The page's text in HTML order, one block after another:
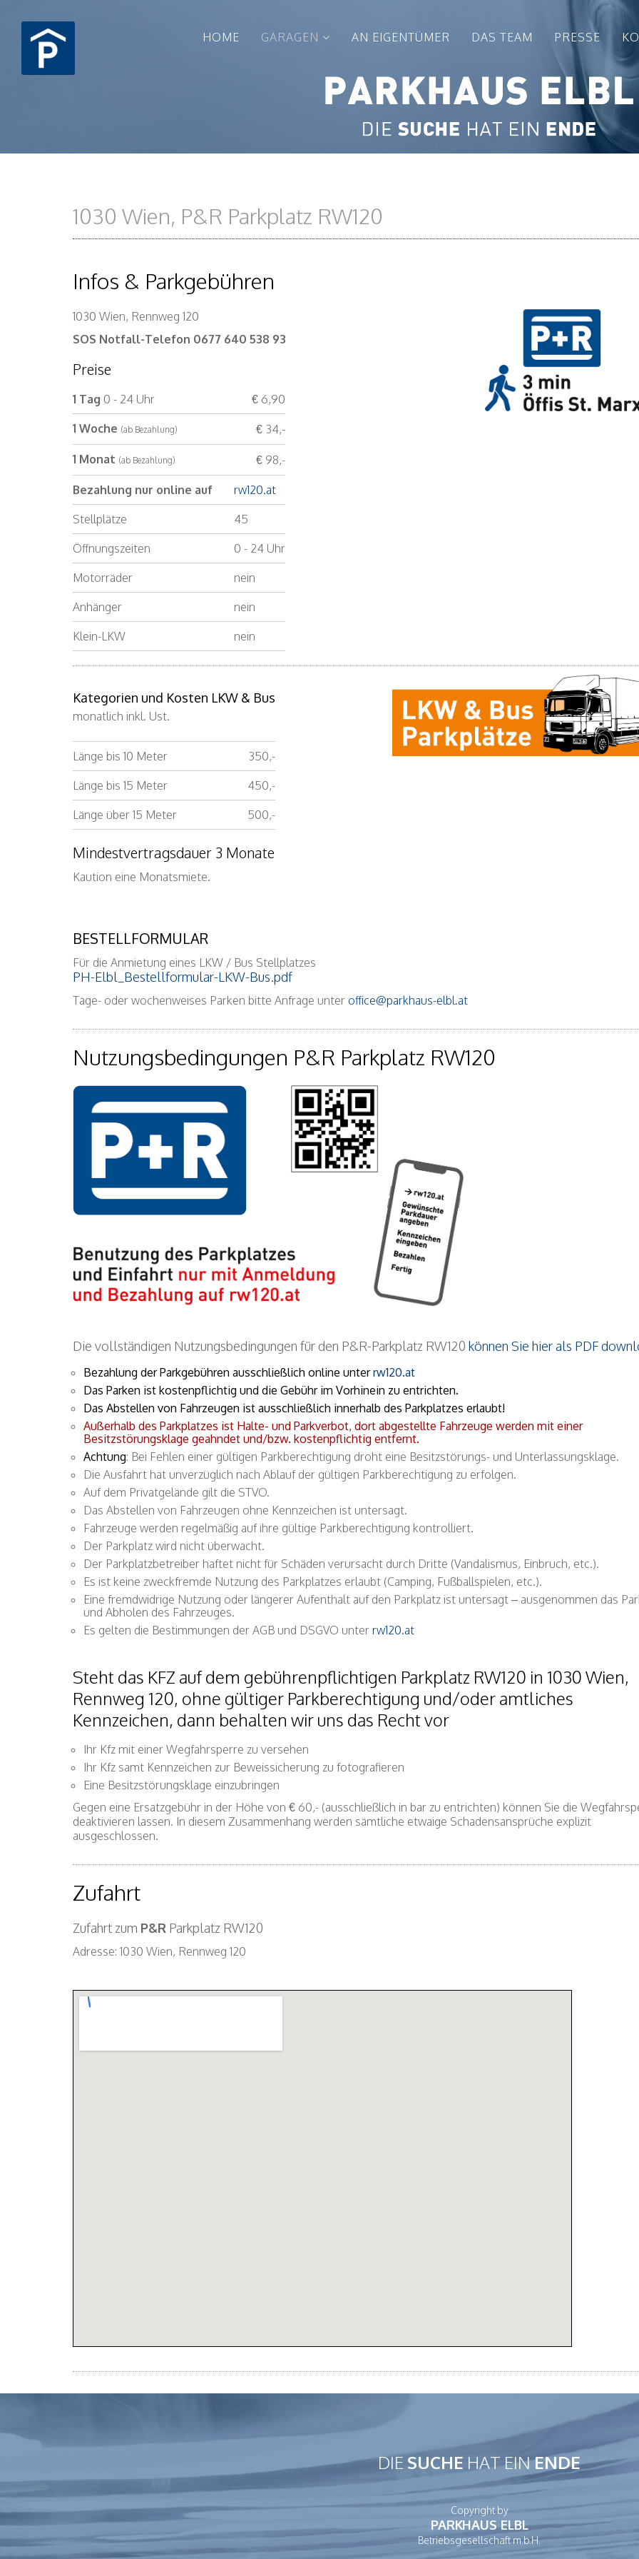
HOME GARAGEN AN EIGENTÜMER DAS TEAM PRESSE
1030 Wien, P&R Parkplatz RW120
Infos & Parkgebühren
1030 Wien, Rennweg 120
SOS Notfall-Telefon 0677 640 538 93
Preise
1 Tag 0 - 24 Uhr € 6,90
1 Woche (ab Bezahlung) € 34,-
1 Monat (ab Bezahlung) € 98,-
Bezahlung nur online auf rw120.at
Stellplätze 45
Öffnungszeiten 0 - 24 Uhr
Motorräder nein
Anhänger nein
Klein-LKW nein
Kategorien und Kosten LKW & Bus
monatlich inkl. Ust.
Länge bis 10 Meter 350,-
Länge bis 15 Meter 450,-
Länge über 15 Meter 500,-
Mindestvertragsdauer 3 Monate
Kaution eine Monatsmiete.
BESTELLFORMULAR
Für die Anmietung eines LKW / Bus Stellplatzes
PH-Elbl_Bestellformular-LKW-Bus.pdf
Tage- oder wochenweises Parken bitte Anfrage unter office@parkhaus-elbl.at
Nutzungsbedingungen P&R Parkplatz RW120
Die vollständigen Nutzungsbedingungen für den P&R-Parkplatz RW120 können Sie hier als PDF
Bezahlung der Parkgebühren ausschließlich online unterrw120.at
Das Parken ist kostenpflichtig und die Gebühr im Vorhinein zu entrichten.
Das Abstellen von Fahrzeugen ist ausschließlich innerhalb des Parkplatzes erlaubt!
Außerhalb des Parkplatzes ist Halte- und Parkverbot, dort abgestellte Fahrzeuge werden mit einer
Besitzstörungsklage geahndet und/bzw. kostenpflichtig entfernt.
Achtung: Bei Fehlen einer gültigen Parkberechtigung droht eine Besitzstörungs- und Unterlassungsklage.
Die Ausfahrt hat unverzüglich nach Ablauf der gültigen Parkberechtigung zu erfolgen.
Auf dem Privatgelände gilt die STVO.
Das Abstellen von Fahrzeugen ohne Kennzeichen ist untersagt.
Fahrzeuge werden regelmäßig auf ihre gültige Parkberechtigung kontrolliert.
Der Parkplatz wird nicht überwacht.
Der Parkplatzbetreiber haftet nicht für Schäden verursacht durch Dritte (Vandalismus, Einbruch, etc.).
Es ist keine zweckfremde Nutzung des Parkplatzes erlaubt (Camping, Fußballspielen, etc.).
Eine fremdwidrige Nutzung oder längerer Aufenthalt auf den Parkplatz ist untersagt – ausgenommen das
und Abholen des Fahrzeuges.
Es gelten die Bestimmungen der AGB und DSGVO unter rw120.at
Steht das KFZ auf dem gebührenpflichtigen Parkplatz RW120 in 1030 Wien,
Rennweg 120, ohne gültiger Parkberechtigung und/oder amtliches
Kennzeichen, dann behalten wir uns das Recht vor
Ihr Kfz mit einer Wegfahrsperre zu versehen
Ihr Kfz samt Kennzeichen zur Beweissicherung zu fotografieren
Eine Besitzstörungsklage einzubringen
Gegen eine Ersatzgebühr in der Höhe von € 60,- (ausschließlich in bar zu entrichten) können Sie die
deaktivieren lassen. In diesem Zusammenhang werden sämtliche etwaige Schadensansprüche explizit
ausgeschlossen.
Zufahrt
Zufahrt zum P&R Parkplatz RW120
Adresse: 1030 Wien, Rennweg 120
DIE SUCHE HAT EINENDE
Copyright by
PARKHAUS ELBL
Betriebsgesellschaft m.b.H.